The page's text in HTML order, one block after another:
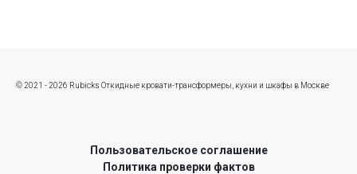
© 2021 - 2026 Rubicks Откидные кровати-трансформеры, кухни и шкафы в Москве
Пользовательское соглашение
Политика проверки фактов